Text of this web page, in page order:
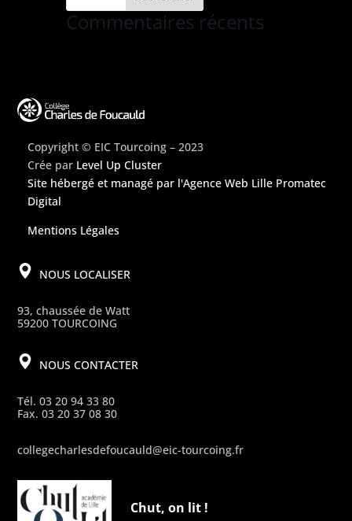
Commentaires récents
Copyright © EIC Tourcoing – 2023
Crée par Level Up Cluster
Site hébergé et managé par l'Agence Web Lille Promatec
Digital
Mentions Légales
NOUS LOCALISER
93, chaussée de Watt
59200 TOURCOING
NOUS CONTACTER
Tél. 03 20 94 33 80
Fax. 03 20 37 08 30
collegecharlesdefoucauld@eic-tourcoing.fr
Chut, on lit !